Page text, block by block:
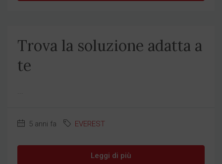
Trova la soluzione adatta a
te
...
5 anni fa EVEREST
Leggi di più